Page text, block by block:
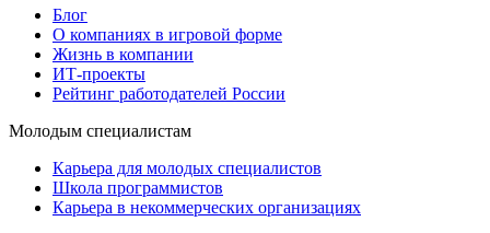
Блог
О компаниях в игровой форме
Жизнь в компании
ИТ-проекты
Рейтинг работодателей России
Молодым специалистам
Карьера для молодых специалистов
Школа программистов
Карьера в некоммерческих организациях